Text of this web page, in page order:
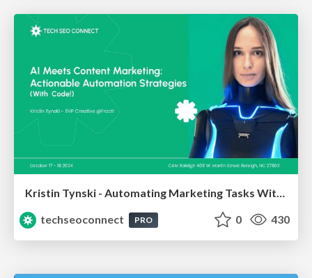
Kristin Tynski - Automating Marketing Tasks With AI
techseoconnect
PRO 0 430